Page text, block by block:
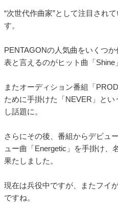
“次世代作曲家”として注目され
す。
PENTAGONの人気曲をいくつ
表と言えるのがヒット曲「Shine
またオーディション番組「
ために手掛けた「NEVER」と
し話題に。
さらにその後、番組からデビュ
ュー曲「Energetic」を手掛け、
果たしました。
現在は兵役中ですが、またフイ
ですね。